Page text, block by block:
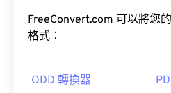
壓縮和結構將保持不變。
開啟 JFIF 檔案的預設程式是
FreeConvert.com 可以將您的其
格式：
ODD 轉換器